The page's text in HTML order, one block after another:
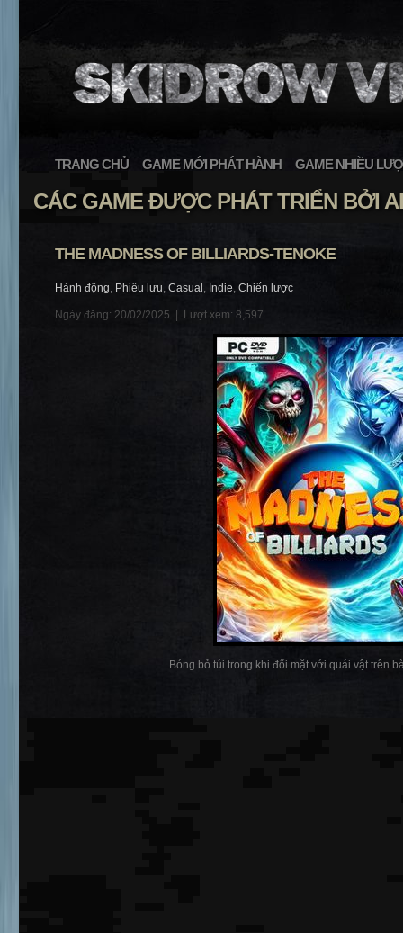
TRANG CHỦ GAME MỚI PHÁT HÀNH GAME NHIỀU
CÁC GAME ĐƯỢC PHÁT TRIỂN BỞI
THE MADNESS OF BILLIARDS-TENOKE
Hành động, Phiêu lưu, Casual , Indie, Chiến lược
Ngày đăng: 20/02/2025 | Lượt xem: 8,597
Bóng bỏ túi trong khi đối mặt với quái vật trên